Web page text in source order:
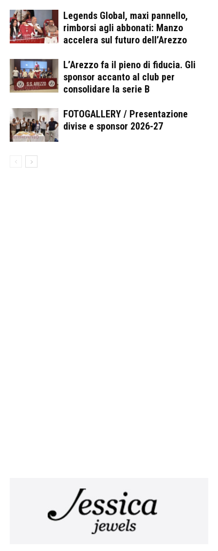
Legends Global, maxi pannello,
rimborsi agli abbonati: Manzo
accelera sul futuro dell’Arezzo
L’Arezzo fa il pieno di fiducia. Gli
sponsor accanto al club per
consolidare la serie B
FOTOGALLERY / Presentazione
divise e sponsor 2026-27